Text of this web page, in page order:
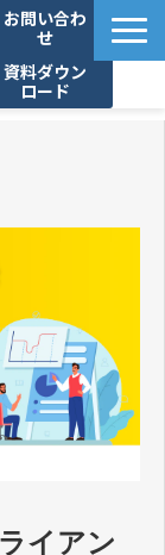
お問い合わ
せ
資料ダウン
ロード
イアン